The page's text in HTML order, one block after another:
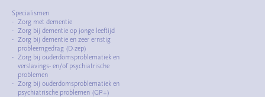
Specialismen
Zorg met dementie
Zorg bij dementie op jonge leeftijd
Zorg bij dementie en zeer ernstig
probleemgedrag (D-zep)
Zorg bij ouderdomsproblematiek en
verslavings- en/of psychiatrische
problemen
Zorg bij ouderdomsproblematiek en
psychiatrische problemen (GP+)